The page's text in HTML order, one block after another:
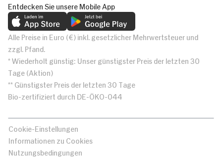
Entdecken Sie unsere Mobile App
Alle Preise in Euro (€) inkl. gesetzlicher Mehrwertsteuer und
zzgl. Pfand.
* Wiederholt günstig: Unser günstigster Preis der letzten 30
Tage (Aktion)
** Günstigster Preis der letzten 30 Tage
Bio-zertifiziert durch DE-ÖKO-044
Cookie-Einstellungen
Informationen zu Cookies
Nutzungsbedingungen